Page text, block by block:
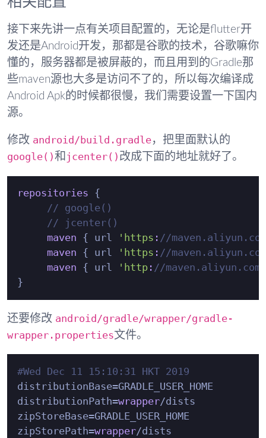
接下来先讲一点有关项目配置的，无论是flutter开
发还是Android开发，那都是谷歌的技术，谷歌嘛你
懂的，服务器都是被屏蔽的，而且用到的Gradle那
些maven源也大多是访问不了的，所以每次编译成
Android Apk的时候都很慢，我们需要设置一下国内
源。
修改 android/build.gradle，把里面默认的
google()和 jcenter() 改成下面的地址就好了。
repositories {
// google()
// jcenter()
maven { url 'https : //
maven { url 'https : //
maven { url 'http: //
还要修改 android/gradle/wrapper/gradle-
wrapper.properties文件。
#Wed Dec 11 15:10:31 HKT 2019
distributionBase=GRADLE_USER_HOME
distributionPath=wrapper/dists
zipStoreBase=GRADLE_USER_HOME
zipStorePath=wrapper/dists